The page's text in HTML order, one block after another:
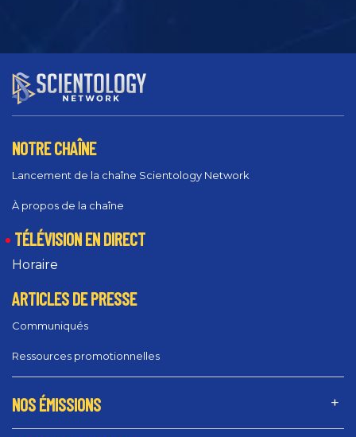
NOTRE CHAÎNE
Lancement de la chaîne Scientology Network
À propos de la chaîne
TÉLÉVISION EN DIRECT
Horaire
ARTICLES DE PRESSE
Communiqués
Ressources promotionnelles
NOS ÉMISSIONS